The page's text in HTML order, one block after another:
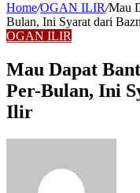
Home/OGAN ILIR/Mau
Bulan, Ini Syarat dari
OGAN ILIR
Mau Dapat
Per-Bulan, Ini
Ilir